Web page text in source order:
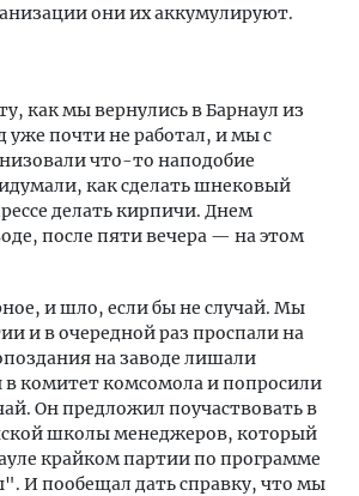
они их аккумулируют.
как мы вернулись в Барнаул из
уже почти не работал, и мы с
что-то наподобие
как сделать шнековый
делать кирпичи. Днем
после пяти вечера — на этом
и шло, если бы не случай. Мы
и в очередной раз проспали на
на заводе лишали
комитет комсомола и попросили
Он предложил поучаствовать в
школы менеджеров, который
крайком партии по программе
И пообещал дать справку, что мы